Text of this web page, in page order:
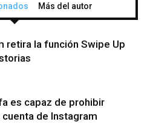
Más del autor
retira la función Swipe Up
es capaz de prohibir
de Instagram